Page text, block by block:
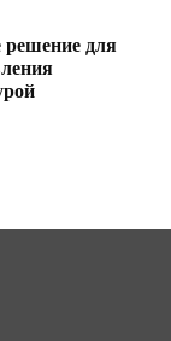
решение для